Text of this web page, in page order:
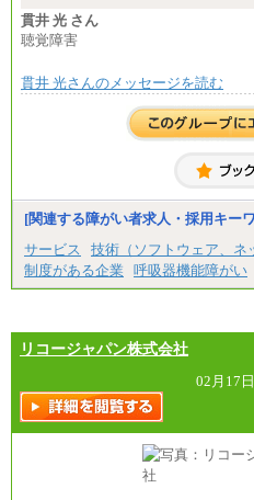
総合職 月給
整給
※詳細はJTBキャリ
■(株)JTBコミュニ
総合職 月給
みなし残業手当：
残業手当の残業時間
間に応じて、時間
エリアサポート職
■（株）JTBグロー
訪日事業職 月給
給
※詳細はJTBキャリ
■(株)JTBビジネス
総合職 月給
エリア総合職 月給
貫井 光 さん
聴覚障害
貫井 光さんのメッセージを読む
[関連する障がい者求人・採用キー
サービス
技術（ソフトウェア、ネ
制度がある企業
呼吸器機能障がい
リコージャパン株式会社
02月17